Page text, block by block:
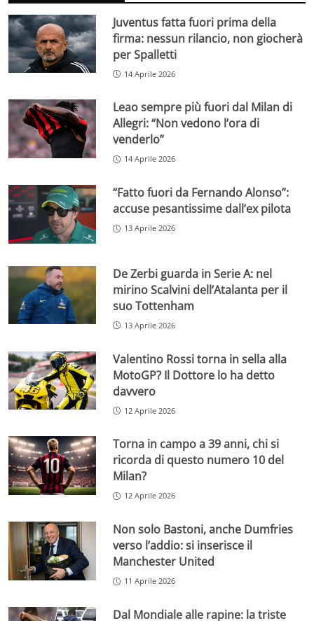
Juventus fatta fuori prima della
firma: nessun rilancio, non giocherà
per Spalletti
14 Aprile 2026
Leao sempre più fuori dal Milan di
Allegri: “Non vedono l’ora di
venderlo”
14 Aprile 2026
“Fatto fuori da Fernando Alonso”:
accuse pesantissime dall’ex pilota
13 Aprile 2026
De Zerbi guarda in Serie A: nel
mirino Scalvini dell’Atalanta per il
suo Tottenham
13 Aprile 2026
Valentino Rossi torna in sella alla
MotoGP? Il Dottore lo ha detto
davvero
12 Aprile 2026
Torna in campo a 39 anni, chi si
ricorda di questo numero 10 del
Milan?
12 Aprile 2026
Non solo Bastoni, anche Dumfries
verso l’addio: si inserisce il
Manchester United
11 Aprile 2026
Dal Mondiale alle rapine: la triste